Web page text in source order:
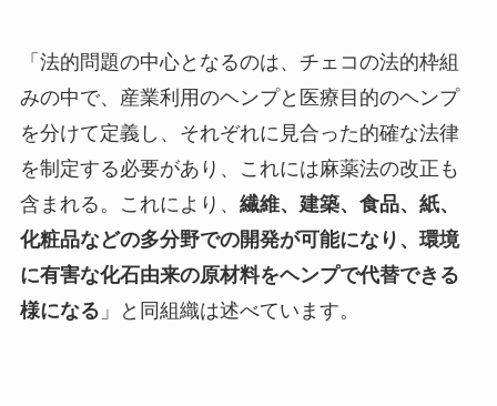
「法的問題の中心となるのは、チェコの法的枠組
みの中で、産業利用のヘンプと医療目的のヘンプ
を分けて定義し、それぞれに見合った的確な法律
を制定する必要があり、これには麻薬法の改正も
含まれる。 これにより、 繊維、建築、食品、紙、
化粧品などの多分野での開発が可能になり、環境
に有害な化石由来の原材料をヘンプで代替できる
様になる 」と同組織は述べています。